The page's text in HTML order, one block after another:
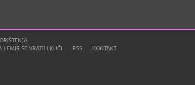
I EMIR SE VRATILI KUĆI
RSS KONTAKT